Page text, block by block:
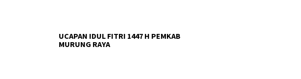
UCAPAN IDUL FITRI 1447 H PEMKAB
MURUNG RAYA